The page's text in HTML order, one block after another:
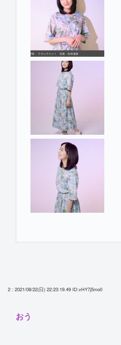
2 : 2021/08/22(日) 22:23:19.49 ID:vHY7j5mo0
おう